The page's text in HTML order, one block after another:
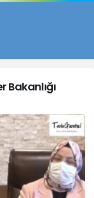
Bakanlığı